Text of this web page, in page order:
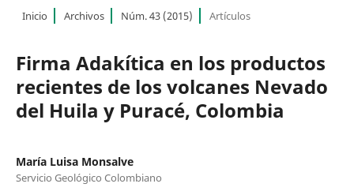
Inicio Archivos Núm. 43 (2015) Artículos
Firma Adakítica en los productos
recientes de los volcanes Nevado
del Huila y Puracé, Colombia
María Luisa Monsalve
Servicio Geológico Colombiano